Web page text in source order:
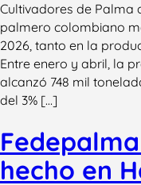
Cultivadores de Palma
palmero colombiano
2026, tanto en la
Entre enero y abril, la
alcanzó 748 mil
del 3% […]
hecho en